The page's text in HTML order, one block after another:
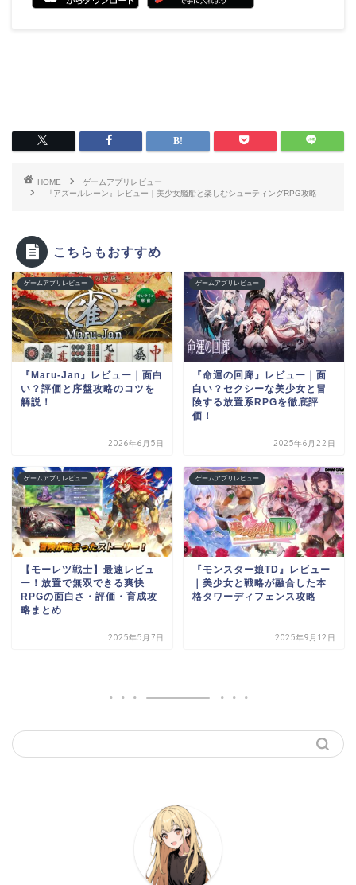
HOME
ゲームアプリレビュー
『アズールレーン』レビュー｜美少女艦船と楽しむシューティングRPG攻略
こちらもおすすめ
ゲームアプリレビュー
『Maru-Jan』レビュー｜面白
い？評価と序盤攻略のコツを
解説！
2026年6月5日
ゲームアプリレビュー
『命運の回廊』レビュー｜面
白い？セクシーな美少女と冒
険する放置系RPGを徹底評
価！
2025年6月22日
ゲームアプリレビュー
【モーレツ戦士】最速レビュ
ー！放置で無双できる爽快
RPGの面白さ・評価・育成攻
略まとめ
2025年5月7日
ゲームアプリレビュー
『モンスター娘TD』レビュー
｜美少女と戦略が融合した本
格タワーディフェンス攻略
2025年9月12日